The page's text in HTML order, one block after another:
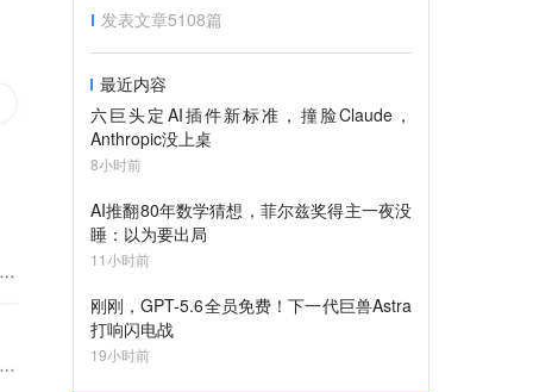
发表文章5108篇
最近内容
六巨头定AI插件新标准，撞脸Claude，
Anthropic没上桌
8小时前
AI推翻80年数学猜想，菲尔兹奖得主一夜没
睡：以为要出局
11小时前
刚刚，GPT-5.6全员免费！下一代巨兽Astra
打响闪电战
19小时前